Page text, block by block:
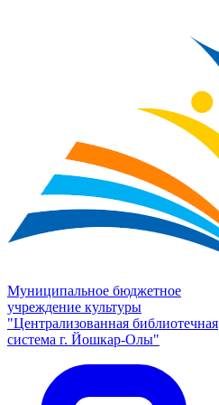
Муниципальное бюджетное
учреждение культуры
"Централизованная библиотечная
система г. Йошкар-Олы"